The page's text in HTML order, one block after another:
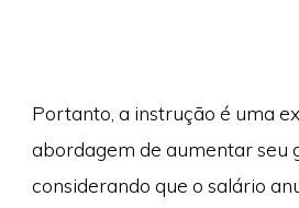
Portanto, a instrução é uma
abordagem de aumentar seu
considerando que o salário